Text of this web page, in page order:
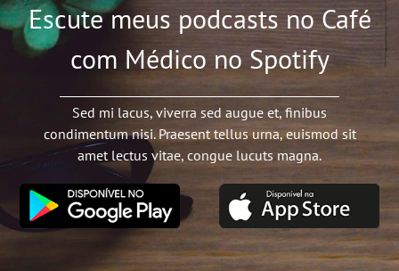
Escute meus podcasts no Café
com Médico no Spotify
Sed mi lacus, viverra sed augue et, finibus
condimentum nisi. Praesent tellus urna, euismod sit
amet lectus vitae, congue lucuts magna.